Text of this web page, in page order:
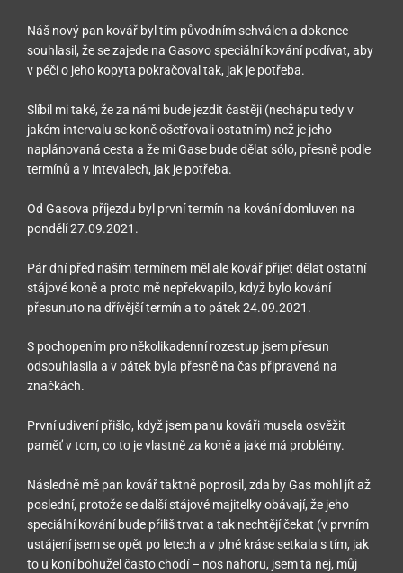
Náš nový pan kovář byl tím původním schválen a dokonce
souhlasil, že se zajede na Gasovo speciální kování podívat, aby
v péči o jeho kopyta pokračoval tak, jak je potřeba.
Slíbil mi také, že za námi bude jezdit častěji (nechápu tedy v
jakém intervalu se koně ošetřovali ostatním) než je jeho
naplánovaná cesta a že mi Gase bude dělat sólo, přesně podle
termínů a v intevalech, jak je potřeba.
Od Gasova příjezdu byl první termín na kování domluven na
pondělí 27.09.2021.
Pár dní před naším termínem měl ale kovář přijet dělat ostatní
stájové koně a proto mě nepřekvapilo, když bylo kování
přesunuto na dřívější termín a to pátek 24.09.2021.
S pochopením pro několikadenní rozestup jsem přesun
odsouhlasila a v pátek byla přesně na čas připravená na
značkách.
První udivení přišlo, když jsem panu kováři musela osvěžit
paměť v tom, co to je vlastně za koně a jaké má problémy.
Následně mě pan kovář taktně poprosil, zda by Gas mohl jít až
poslední, protože se další stájové majitelky obávají, že jeho
speciální kování bude přiliš trvat a tak nechtějí čekat (v prvním
ustájení jsem se opět po letech a v plné kráse setkala s tím, jak
to u koní bohužel často chodí – nos nahoru, jsem ta nej, můj